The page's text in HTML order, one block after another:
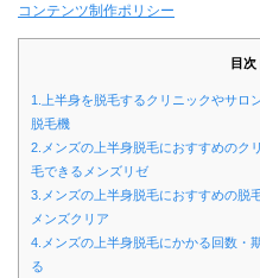
コンテンツ制作ポリシー
目次
1.上半身を脱毛するクリニックやサロ
脱毛機
2.メンズの上半身脱毛におすすめのク
毛できるメンズリゼ
3.メンズの上半身脱毛におすすめの脱
メンズクリア
4.メンズの上半身脱毛にかかる回数・
る